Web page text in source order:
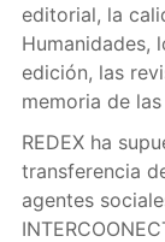
editorial, la
Humanidades,
edición, las
memoria de
REDEX ha
transferencia
agentes